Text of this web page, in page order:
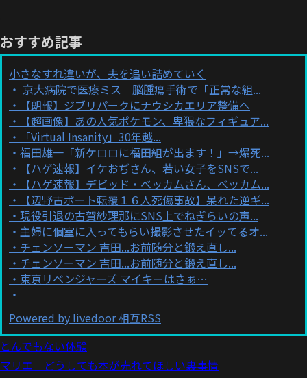
おすすめ記事
小さなすれ違いが、夫を追い詰めていく
京大病院で医療ミス 脳腫瘍手術で「正常な組...
【朗報】ジブリパークにナウシカエリア整備へ
【超画像】あの人気ポケモン、卑猥なフィギュア...
「Virtual Insanity」30年越...
福田雄一「新ケロロに福田組が出ます！」→爆死...
【ハゲ速報】イケおぢさん、若い女子をSNSで...
【ハゲ速報】デビッド・ベッカムさん、ベッカム...
【辺野古ボート転覆１６人死傷事故】呆れた逆ギ...
現役引退の古賀紗理那にSNS上でねぎらいの声...
主婦に個室に入ってもらい撮影させたイッてるオ...
チェンソーマン 吉田...お前随分と鍛え直し...
チェンソーマン 吉田...お前随分と鍛え直し...
東京リベンジャーズ マイキーはさぁ…
Powered by livedoor 相互RSS
とんでもない体験
マリエ どうしても本が売れてほしい裏事情